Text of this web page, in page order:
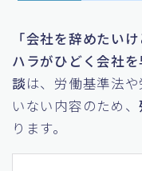
「会社を辞めたい
ハラがひどく会社
談は、労働基準法
いない内容のため、
ります。